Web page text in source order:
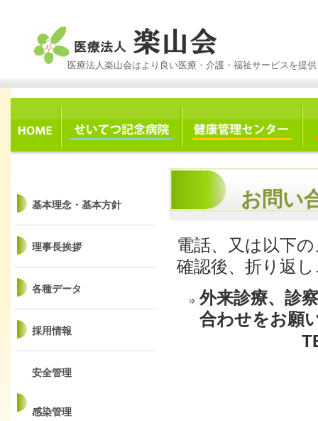
医療法人楽山会はより良い医療・介護・福祉サービスを提
お問い
電話、又は以下
確認後、折り返
外来診療、診
合わせをお願
基本理念・基本方針
理事長挨拶
各種データ
採用情報
安全管理
感染管理